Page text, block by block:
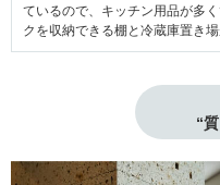
ているので、キッチン用品が多
クを収納できる棚と冷蔵庫置き場
“